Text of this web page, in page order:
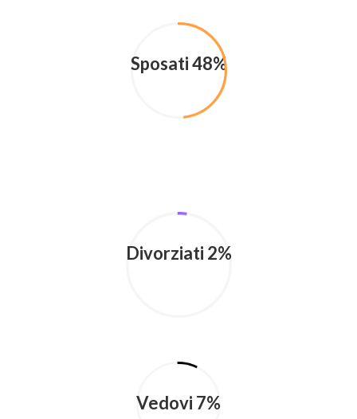
Sposati 48%
Divorziati 2%
Vedovi 7%